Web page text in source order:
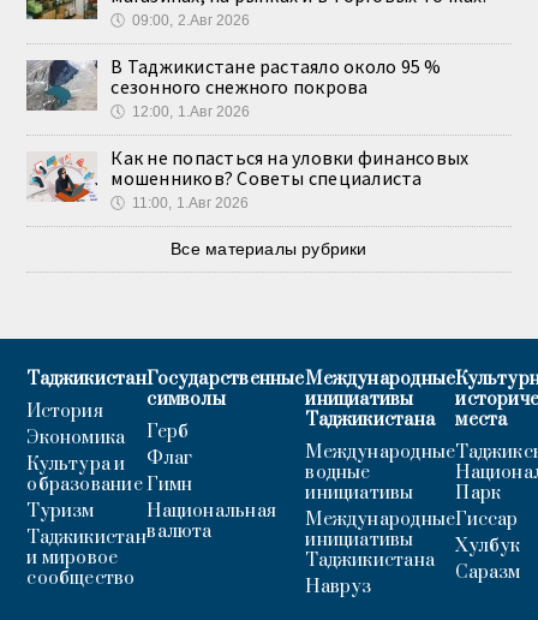
🕔 09:00, 2.Авг 2026
В Таджикистане растаяло около 95 %
сезонного снежного покрова
🕔 12:00, 1.Авг 2026
Как не попасться на уловки финансовых
мошенников? Советы специалиста
🕔 11:00, 1.Авг 2026
Все материалы рубрики
Таджикистан
История
Экономика
Культура и
образование
Туризм
Таджикистан
и мировое
сообщество
Государственные
символы
Герб
Флаг
Гимн
Национальная
валюта
Международные
инициативы
Таджикистана
Международные
водные
инициативы
Международные
инициативы
Таджикистана
Навруз
места
Парк
Гиссар
Хулбук
Саразм